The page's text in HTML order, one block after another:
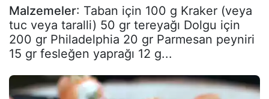
Malzemeler: Taban için 100 g Kraker (veya
tuc veya taralli) 50 gr tereyağı Dolgu için
200 gr Philadelphia 20 gr Parmesan peyniri
15 gr fesleğen yaprağı 12 g...